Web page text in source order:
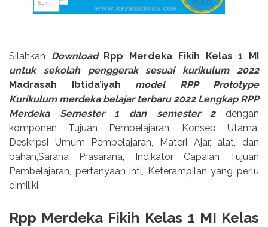
Silahkan Download Rpp Merdeka Fikih Kelas 1 MI
untuk sekolah penggerak sesuai kurikulum 2022
Madrasah Ibtida’iyah model RPP Prototype
Kurikulum merdeka belajar terbaru 2022 Lengkap RPP
Merdeka Semester 1 dan semester 2dengan
komponen Tujuan Pembelajaran, Konsep Utama,
Deskripsi Umum Pembelajaran, Materi Ajar, alat, dan
bahan,Sarana Prasarana, Indikator Capaian Tujuan
Pembelajaran, pertanyaan inti, Keterampilan yang perlu
dimiliki.
Rpp Merdeka Fikih Kelas 1 MI Kelas